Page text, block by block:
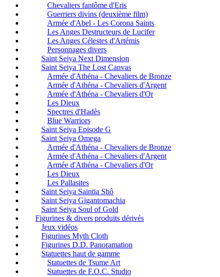
Chevaliers fantôme d'Eris
Guerriers divins (deuxième film)
Armée d'Abel - Les Corona Saints
Les Anges Destructeurs de Lucifer
Les Anges Célestes d'Artémis
Personnages divers
Saint Seiya Next Dimension
Saint Seiya The Lost Canvas
Armée d'Athéna - Chevaliers de Bronze
Armée d'Athéna - Chevaliers d'Argent
Armée d'Athéna - Chevaliers d'Or
Les Dieux
Spectres d'Hadès
Blue Warriors
Saint Seiya Episode G
Saint Seiya Omega
Armée d'Athéna - Chevaliers de Bronze
Armée d'Athéna - Chevaliers d'Argent
Armée d'Athéna - Chevaliers d'Or
Les Dieux
Les Pallasites
Saint Seiya Saintia Shô
Saint Seiya Gigantomachia
Saint Seiya Soul of Gold
Figurines & divers produits dérivés
Jeux vidéos
Figurines Myth Cloth
Figurines D.D. Panoramation
Statuettes haut de gamme
Statuettes de Tsume Art
Statuettes de F.O.C. Studio